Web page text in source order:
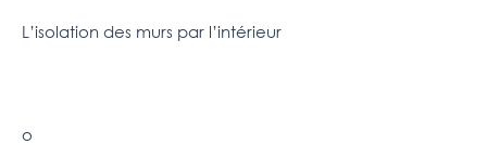
L’isolation des murs par l’intérieur
o